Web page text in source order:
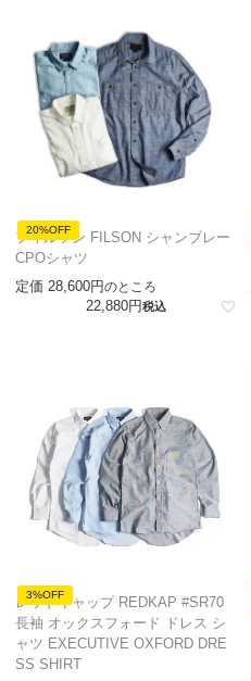
20%OFF
フィルソン FILSON シャンブレー
CPOシャツ
定価 28,600 のところ
22,880 税込
3%OFF
レッドキャップ REDKAP #SR70
長袖 オックスフォード ドレス シ
ャツ EXECUTIVE OXFORD DRE
SS SHIRT